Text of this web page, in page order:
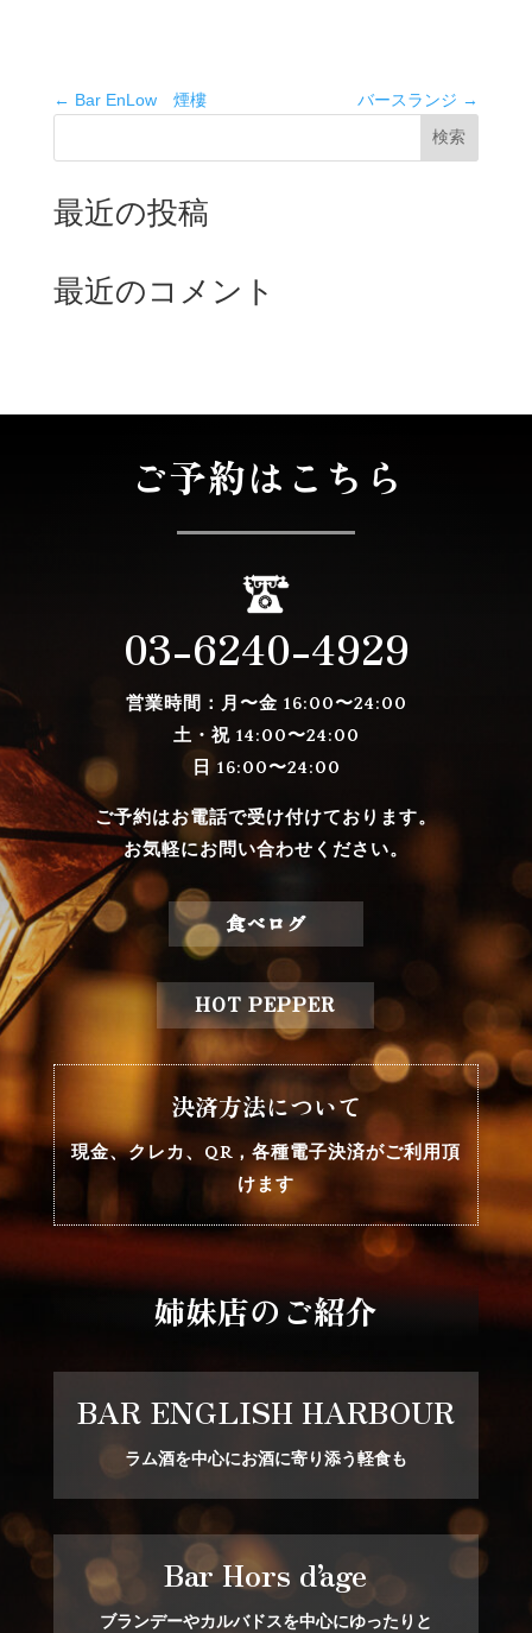
← Bar EnLow 煙樓 バースランジ →
検索
最近の投稿
最近のコメント
ご予約はこちら
03-6240-4929
営業時間：月〜金 16:00〜24:00
土・祝 14:00〜24:00
日 16:00〜24:00
ご予約はお電話で受け付けております。
お気軽にお問い合わせください。
食べログ
HOT PEPPER
決済方法について
現金、クレカ、QR，各種電子決済がご利用頂
けます
姉妹店のご紹介
BAR ENGLISH HARBOUR
ラム酒を中心にお酒に寄り添う軽食も
Bar Hors d’age
ブランデーやカルバドスを中心にゆったりと